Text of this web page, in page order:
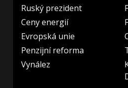
Ruský prezident
Ceny energií
Evropská unie
Penzijní reforma
Vynález